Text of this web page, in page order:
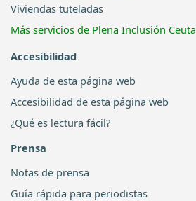
Viviendas tuteladas
Más servicios de Plena Inclusión Ceuta
Accesibilidad
Ayuda de esta página web
Accesibilidad de esta página web
¿Qué es lectura fácil?
Prensa
Notas de prensa
Guía rápida para periodistas